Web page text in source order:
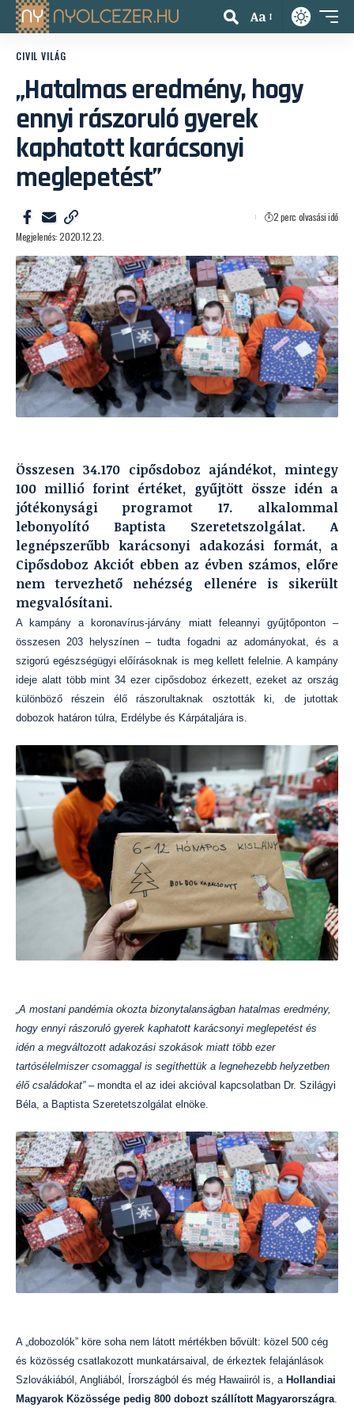
Aa
CIVIL VILÁG
„Hatalmas eredmény, hogy
ennyi rászoruló gyerek
kaphatott karácsonyi
meglepetést”
Megjelenés: 2020.12.23.
2 perc olvasási idő
Összesen 34.170 cipősdoboz ajándékot, mintegy
100 millió forint értéket, gyűjtött össze idén a
jótékonysági programot 17. alkalommal
lebonyolító Baptista Szeretetszolgálat. A
legnépszerűbb karácsonyi adakozási formát, a
Cipősdoboz Akciót ebben az évben számos, előre
nem tervezhető nehézség ellenére is sikerült
megvalósítani.
A kampány a koronavírus-járvány miatt feleannyi gyűjtőponton –
összesen 203 helyszínen – tudta fogadni az adományokat, és a
szigorú egészségügyi előírásoknak is meg kellett felelnie. A kampány
ideje alatt több mint 34 ezer cipősdoboz érkezett, ezeket az ország
különböző részein élő rászorultaknak osztották ki, de jutottak
dobozok határon túlra, Erdélybe és Kárpátaljára is.
„A mostani pandémia okozta bizonytalanságban hatalmas eredmény,
hogy ennyi rászoruló gyerek kaphatott karácsonyi meglepetést és
idén a megváltozott adakozási szokások miatt több ezer
tartósélelmiszer csomaggal is segíthettük a legnehezebb helyzetben
élő családokat”– mondta el az idei akcióval kapcsolatban Dr. Szilágyi
Béla, a Baptista Szeretetszolgálat elnöke.
A „dobozolók” köre soha nem látott mértékben bővült: közel 500 cég
és közösség csatlakozott munkatársaival, de érkeztek felajánlások
Szlovákiából, Angliából, Írországból és még Hawaiiról is, a Hollandiai
Magyarok Közössége pedig 800 dobozt szállított Magyarországra.